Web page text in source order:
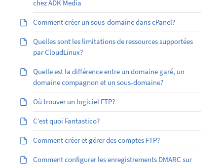
chez ADK Media
Comment créer un sous-domaine dans cPanel?
Quelles sont les limitations de ressources supportées
par CloudLinux?
Quelle est la différence entre un domaine garé, un
domaine compagnon et un sous-domaine?
Où trouver un logiciel FTP?
C’est quoi Fantastico?
Comment créer et gérer des comptes FTP?
Comment configurer les enregistrements DMARC sur